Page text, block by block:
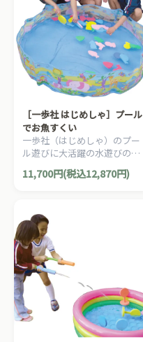
［一歩社 はじめしゃ］プール
でお魚すくい
一歩社（はじめしゃ）のプー
ル遊びに大活躍の水遊びのお
くい遊びをしましょう。
11,700円(税込12,870円)